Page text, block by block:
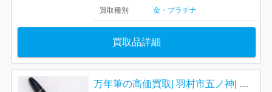
買取種別 金・プラチナ
買取品詳細
万年筆の高価買取| 羽村市五ノ神| ペン18Ｋ モンブラン マイスターシュテック万年筆